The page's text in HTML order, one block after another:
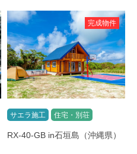
完成物件
サエラ施工 住宅・別荘
RX-40-GB in石垣島（沖縄県）